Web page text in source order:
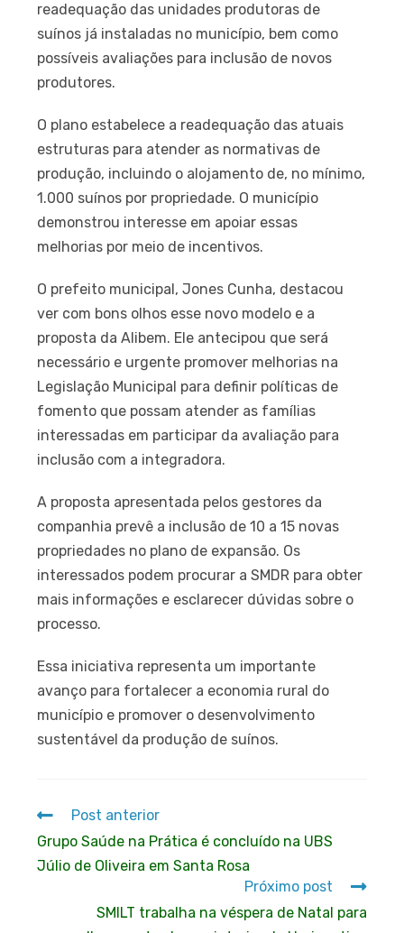
readequação das unidades produtoras de
suínos já instaladas no município, bem como
possíveis avaliações para inclusão de novos
produtores.
O plano estabelece a readequação das atuais
estruturas para atender as normativas de
produção, incluindo o alojamento de, no mínimo,
1.000 suínos por propriedade. O município
demonstrou interesse em apoiar essas
melhorias por meio de incentivos.
O prefeito municipal, Jones Cunha, destacou
ver com bons olhos esse novo modelo e a
proposta da Alibem. Ele antecipou que será
necessário e urgente promover melhorias na
Legislação Municipal para definir políticas de
fomento que possam atender as famílias
interessadas em participar da avaliação para
inclusão com a integradora.
A proposta apresentada pelos gestores da
companhia prevê a inclusão de 10 a 15 novas
propriedades no plano de expansão. Os
interessados podem procurar a SMDR para obter
mais informações e esclarecer dúvidas sobre o
processo.
Essa iniciativa representa um importante
avanço para fortalecer a economia rural do
município e promover o desenvolvimento
sustentável da produção de suínos.
Post anterior
Grupo Saúde na Prática é concluído na UBS
Júlio de Oliveira em Santa Rosa
Próximo post
SMILT trabalha na véspera de Natal para